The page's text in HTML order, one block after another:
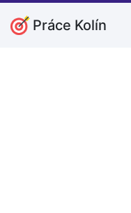
Práce Kolín